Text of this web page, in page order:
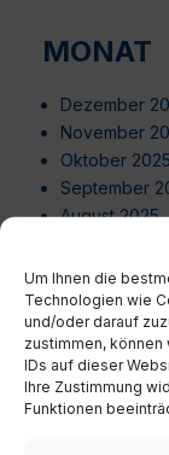
Um Ihnen die
Technologien wie
und/oder darauf
zustimmen, können
IDs auf dieser
Ihre Zustimmung
Funktionen
MONAT
Dezember
November
Oktober 2025
September
August 2025
Juni 2025
Mai 2025
April 2025
März 2025
Februar 2025
Januar 2025